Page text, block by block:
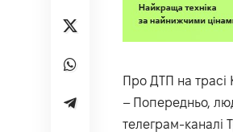
Про ДТП на трасі
– Попередньо,
телеграм-каналі